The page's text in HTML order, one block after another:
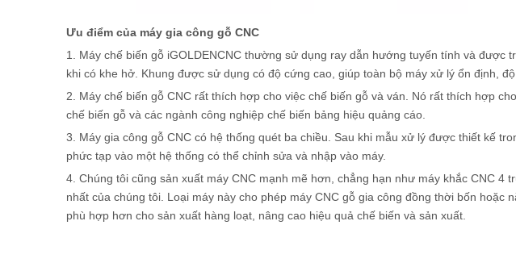
Ưu điểm của máy gia công gỗ CNC
1. Máy chế biến gỗ iGOLDENCNC thường sử dụng ray dẫn hướng tuyến tính và được
khi có khe hở. Khung được sử dụng có độ cứng cao, giúp toàn bộ máy xử lý ổn định,
2. Máy chế biến gỗ CNC rất thích hợp cho việc chế biến gỗ và ván. Nó rất thích hợp
chế biến gỗ và các ngành công nghiệp chế biến bảng hiệu quảng cáo.
3. Máy gia công gỗ CNC có hệ thống quét ba chiều. Sau khi mẫu xử lý được thiết kế
phức tạp vào một hệ thống có thể chỉnh sửa và nhập vào máy.
4. Chúng tôi cũng sản xuất máy CNC mạnh mẽ hơn, chẳng hạn như máy khắc CNC 4
nhất của chúng tôi. Loại máy này cho phép máy CNC gỗ gia công đồng thời bốn hoặc
phù hợp hơn cho sản xuất hàng loạt, nâng cao hiệu quả chế biến và sản xuất.